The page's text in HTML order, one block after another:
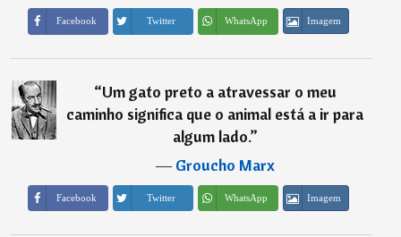
Facebook Twitter WhatsApp Imagem
“Um gato preto a atravessar o meu
caminho significa que o animal está a ir para
algum lado.”
―Groucho Marx
Facebook Twitter WhatsApp Imagem